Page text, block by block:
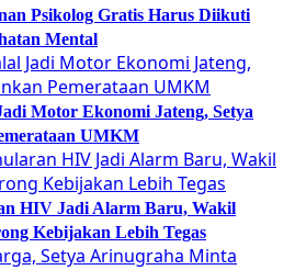
Psikolog Gratis Harus Diikuti
Mental
Motor Ekonomi Jateng, Setya
UMKM
HIV Jadi Alarm Baru, Wakil
Kebijakan Lebih Tegas